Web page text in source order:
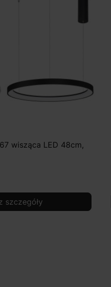
wisząca LED 48cm,
szczegóły